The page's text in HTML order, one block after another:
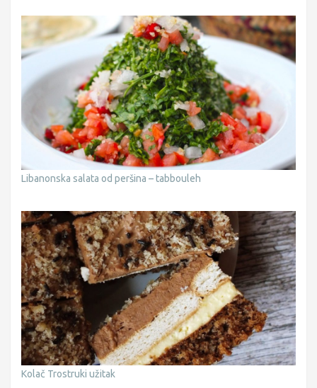
Libanonska salata od peršina – tabbouleh
Kolač Trostruki užitak